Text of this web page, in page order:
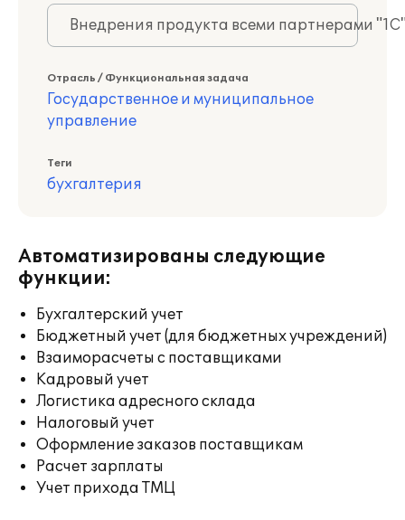
Внедрения продукта всеми партнерами
Отрасль / Функциональная задача
Государственное и муниципальное
управление
Теги
бухгалтерия
Автоматизированы следующие
функции:
Бухгалтерский учет
Бюджетный учет (для бюджетных учреждений)
Взаиморасчеты с поставщиками
Кадровый учет
Логистика адресного склада
Налоговый учет
Оформление заказов поставщикам
Расчет зарплаты
Учет прихода ТМЦ